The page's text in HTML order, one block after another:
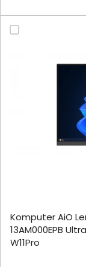
Komputer AiO
13AM000EPB
W11Pro